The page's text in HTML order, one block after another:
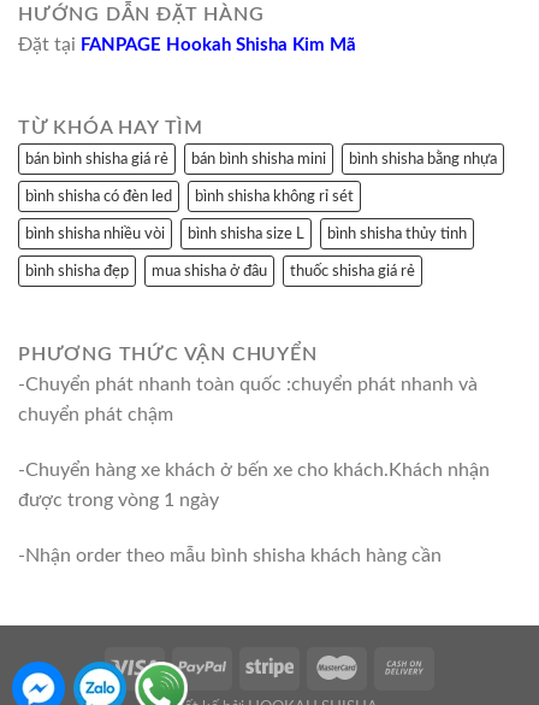
HƯỚNG DẪN ĐẶT HÀNG
Đặt tại FANPAGE Hookah Shisha Kim Mã
TỪ KHÓA HAY TÌM
bán bình shisha giá rẻ bán bình shisha mini bình shisha bằng nhựa
bình shisha có đèn led bình shisha không rỉ sét
bình shisha nhiều vòi bình shisha size L bình shisha thủy tinh
bình shisha đẹp mua shisha ở đâu thuốc shisha giá rẻ
PHƯƠNG THỨC VẬN CHUYỂN
-Chuyển phát nhanh toàn quốc :chuyển phát nhanh và
chuyển phát chậm
-Chuyển hàng xe khách ở bến xe cho khách.Khách nhận
được trong vòng 1 ngày
-Nhận order theo mẫu bình shisha khách hàng cần